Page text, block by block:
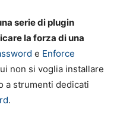
serie di plugin
la forza di una
e Enforce
non si voglia installare
a strumenti dedicati
.